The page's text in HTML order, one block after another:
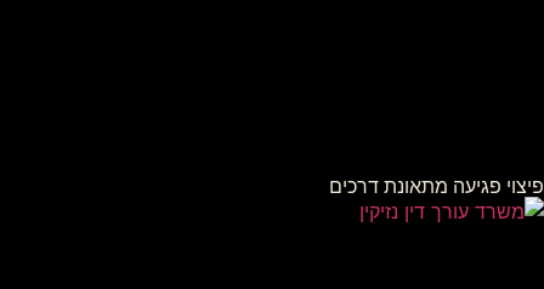
פיצוי פגיעה מתאונת דרכים